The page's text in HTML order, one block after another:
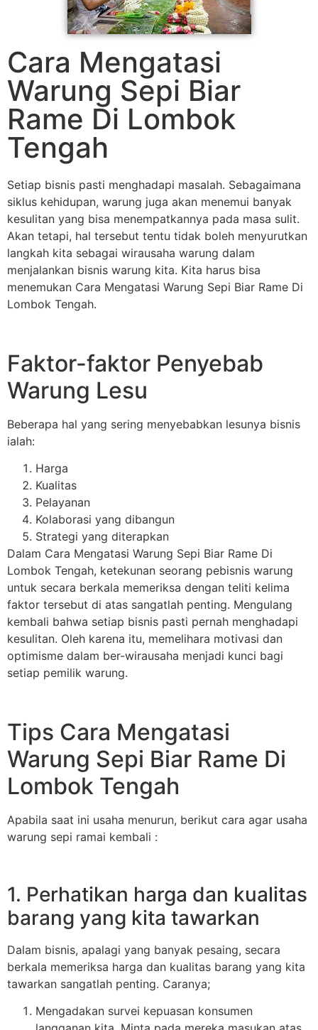
Cara Mengatasi
Warung Sepi Biar
Rame Di Lombok
Tengah
Setiap bisnis pasti menghadapi masalah. Sebagaimana
siklus kehidupan, warung juga akan menemui banyak
kesulitan yang bisa menempatkannya pada masa sulit.
Akan tetapi, hal tersebut tentu tidak boleh menyurutkan
langkah kita sebagai wirausaha warung dalam
menjalankan bisnis warung kita. Kita harus bisa
menemukan Cara Mengatasi Warung Sepi Biar Rame Di
Lombok Tengah.
Faktor-faktor Penyebab
Warung Lesu
Beberapa hal yang sering menyebabkan lesunya bisnis
ialah:
Harga
Kualitas
Pelayanan
Kolaborasi yang dibangun
Strategi yang diterapkan
Dalam Cara Mengatasi Warung Sepi Biar Rame Di
Lombok Tengah, ketekunan seorang pebisnis warung
untuk secara berkala memeriksa dengan teliti kelima
faktor tersebut di atas sangatlah penting. Mengulang
kembali bahwa setiap bisnis pasti pernah menghadapi
kesulitan. Oleh karena itu, memelihara motivasi dan
optimisme dalam ber-wirausaha menjadi kunci bagi
setiap pemilik warung.
Tips Cara Mengatasi
Warung Sepi Biar Rame Di
Lombok Tengah
Apabila saat ini usaha menurun, berikut cara agar usaha
warung sepi ramai kembali :
1. Perhatikan harga dan kualitas
barang yang kita tawarkan
Dalam bisnis, apalagi yang banyak pesaing, secara
berkala memeriksa harga dan kualitas barang yang kita
tawarkan sangatlah penting. Caranya;
Mengadakan survei kepuasan konsumen